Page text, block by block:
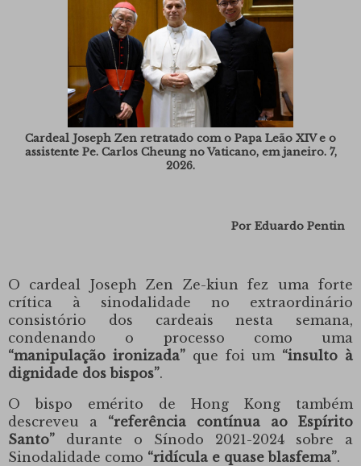
Cardeal Joseph Zen retratado com o Papa Leão XIV e o
assistente Pe. Carlos Cheung no Vaticano, em janeiro. 7,
2026.
Por Eduardo Pentin
O cardeal Joseph Zen Ze-kiun fez uma forte
crítica à sinodalidade no extraordinário
consistório dos cardeais nesta semana,
condenando o processo como uma
“manipulação ironizada”que foi um “insulto à
dignidade dos bispos”.
O bispo emérito de Hong Kong também
descreveu a “referência contínua ao Espírito
Santo” durante o Sínodo 2021-2024 sobre a
Sinodalidade como “ridícula e quase blasfema”.